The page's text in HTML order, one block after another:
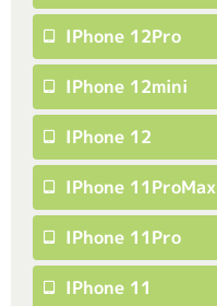
IPhone 12Pro
IPhone 12mini
IPhone 12
IPhone 11ProMax
IPhone 11Pro
IPhone 11